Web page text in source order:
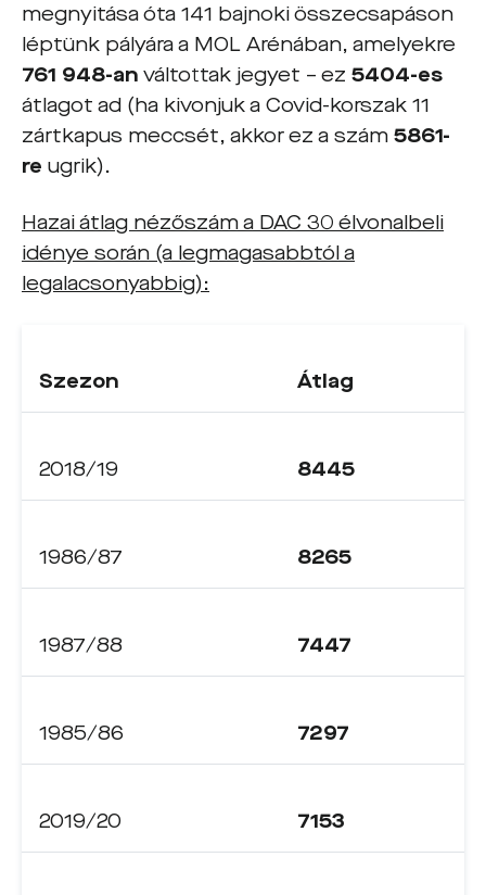
megnyitása óta 141 bajnoki összecsapáson
léptünk pályára a MOL Arénában, amelyekre
761 948-an váltottak jegyet – ez 5404-es
átlagot ad (ha kivonjuk a Covid-korszak 11
zártkapus meccsét, akkor ez a szám 5861-
re ugrik).
Hazai átlag nézőszám a DAC 30 élvonalbeli
idénye során (a legmagasabbtól a
legalacsonyabbig):
Szezon Átlag
2018/19 8445
1986/87 8265
1987/88 7447
1985/86 7297
2019/20 7153